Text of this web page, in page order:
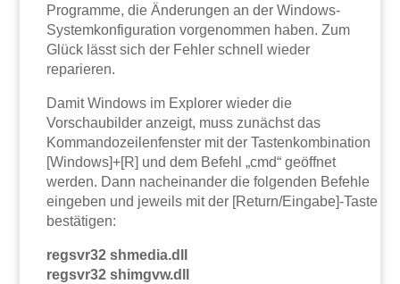
Programme, die Änderungen an der Windows-
Systemkonfiguration vorgenommen haben. Zum
Glück lässt sich der Fehler schnell wieder
reparieren.
Damit Windows im Explorer wieder die
Vorschaubilder anzeigt, muss zunächst das
Kommandozeilenfenster mit der Tastenkombination
[Windows]+[R] und dem Befehl „cmd“ geöffnet
werden. Dann nacheinander die folgenden Befehle
eingeben und jeweils mit der [Return/Eingabe]-Taste
bestätigen:
regsvr32 shmedia.dll
regsvr32 shimgvw.dll